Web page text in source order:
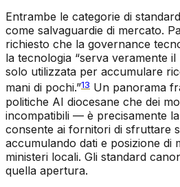
Entrambe le categorie di
come salvaguardie di mercato.
richiesto che la governance
la tecnologia “serva veramente
solo utilizzata per accumulare
mani di pochi.”13 Un panorama
politiche AI diocesane che dei
incompatibili — è precisamente
consente ai fornitori di sfruttare
accumulando dati e posizione di
ministeri locali. Gli standard
quella apertura.